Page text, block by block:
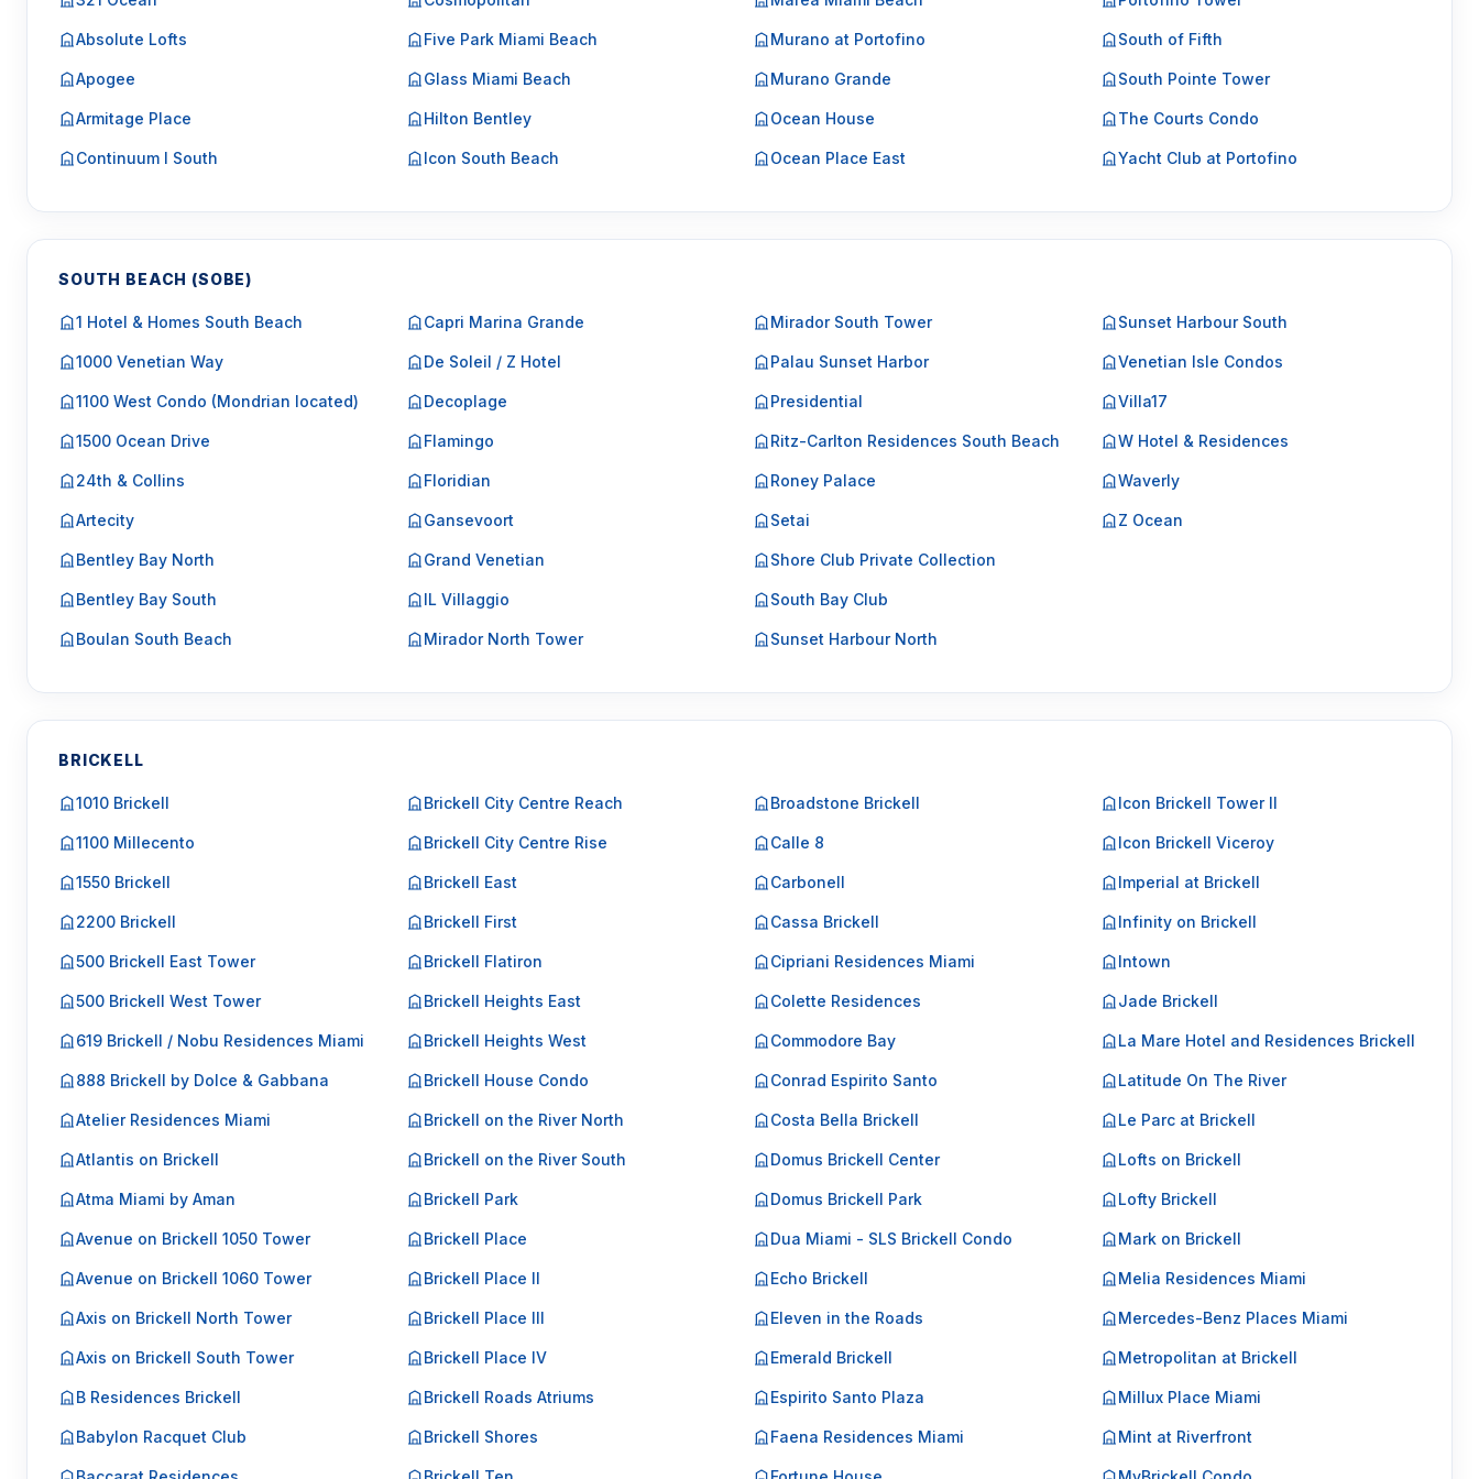
Absolute Lofts
Apogee
Armitage Place
Continuum I South
Five Park Miami Beach
Glass Miami Beach
Hilton Bentley
Icon South Beach
Murano at Portofino
Murano Grande
Ocean House
Ocean Place East
South of Fifth
South Pointe Tower
The Courts Condo
Yacht Club at Portofino
SOUTH BEACH (SOBE)
1 Hotel & Homes South Beach
1000 Venetian Way
1100 West Condo (Mondrian located)
1500 Ocean Drive
24th & Collins
Artecity
Bentley Bay North
Bentley Bay South
Boulan South Beach
Capri Marina Grande
De Soleil / Z Hotel
Decoplage
Flamingo
Floridian
Gansevoort
Grand Venetian
IL Villaggio
Mirador North Tower
Mirador South Tower
Palau Sunset Harbor
Presidential
Ritz-Carlton Residences South Beach
Roney Palace
Setai
Shore Club Private Collection
South Bay Club
Sunset Harbour North
Sunset Harbour South
Venetian Isle Condos
Villa17
W Hotel & Residences
Waverly
Z Ocean
BRICKELL
1010 Brickell
1100 Millecento
1550 Brickell
2200 Brickell
500 Brickell East Tower
500 Brickell West Tower
619 Brickell / Nobu Residences Miami
888 Brickell by Dolce & Gabbana
Atelier Residences Miami
Atlantis on Brickell
Atma Miami by Aman
Avenue on Brickell 1050 Tower
Avenue on Brickell 1060 Tower
Axis on Brickell North Tower
Axis on Brickell South Tower
B Residences Brickell
Babylon Racquet Club
Brickell City Centre Reach
Brickell City Centre Rise
Brickell East
Brickell First
Brickell Flatiron
Brickell Heights East
Brickell Heights West
Brickell House Condo
Brickell on the River North
Brickell on the River South
Brickell Park
Brickell Place
Brickell Place II
Brickell Place III
Brickell Place IV
Brickell Roads Atriums
Brickell Shores
Broadstone Brickell
Calle 8
Carbonell
Cassa Brickell
Cipriani Residences Miami
Colette Residences
Commodore Bay
Conrad Espirito Santo
Costa Bella Brickell
Domus Brickell Center
Domus Brickell Park
Dua Miami - SLS Brickell Condo
Echo Brickell
Eleven in the Roads
Emerald Brickell
Espirito Santo Plaza
Faena Residences Miami
Icon Brickell Tower II
Icon Brickell Viceroy
Imperial at Brickell
Infinity on Brickell
Intown
Jade Brickell
La Mare Hotel and Residences Brickell
Latitude On The River
Le Parc at Brickell
Lofts on Brickell
Lofty Brickell
Mark on Brickell
Melia Residences Miami
Mercedes-Benz Places Miami
Metropolitan at Brickell
Millux Place Miami
Mint at Riverfront